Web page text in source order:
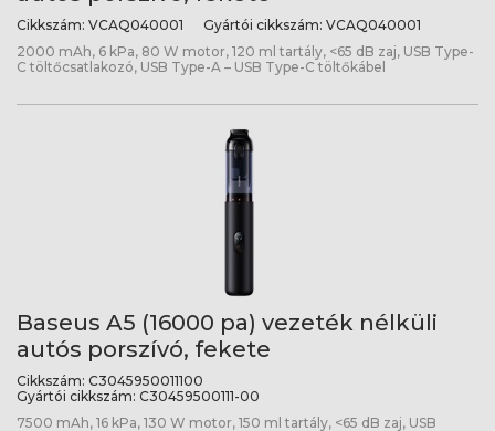
Cikkszám: VCAQ040001 Gyártói cikkszám: VCAQ040001
2000 mAh, 6 kPa, 80 W motor, 120 ml tartály, <65 dB zaj, USB Type-
C töltőcsatlakozó, USB Type-A – USB Type-C töltőkábel
Baseus A5 (16000 pa) vezeték nélküli
autós porszívó, fekete
Cikkszám: C3045950011100
Gyártói cikkszám: C30459500111-00
7500 mAh, 16 kPa, 130 W motor, 150 ml tartály, <65 dB zaj, USB